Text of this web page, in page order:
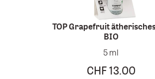
TOP Grapefruit
BIO
5 ml
CHF 13.00